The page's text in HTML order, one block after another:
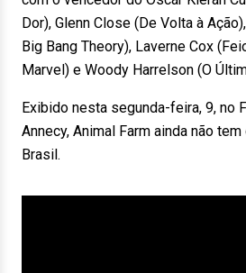
Dor), Glenn Close (De Volta à
Big Bang Theory), Laverne Cox
Marvel) e Woody Harrelson (O
Exibido nesta segunda-feira, 9, no
Annecy, Animal Farm ainda não
Brasil.